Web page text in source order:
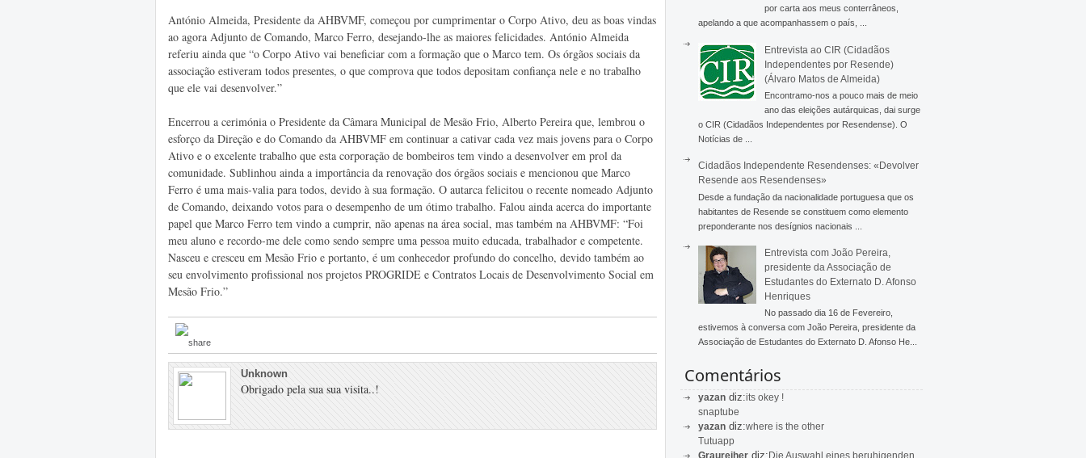
António Almeida, Presidente da AHBVMF, começou por cumprimentar o Corpo Ativo, deu as boas vindas
ao agora Adjunto de Comando, Marco Ferro, desejando-lhe as maiores felicidades. António Almeida
referiu ainda que “o Corpo Ativo vai beneficiar com a formação que o Marco tem. Os órgãos sociais da
associação estiveram todos presentes, o que comprova que todos depositam confiança nele e no trabalho
que ele vai desenvolver.”
Encerrou a cerimónia o Presidente da Câmara Municipal de Mesão Frio, Alberto Pereira que, lembrou o
esforço da Direção e do Comando da AHBVMF em continuar a cativar cada vez mais jovens para o Corpo
Ativo e o excelente trabalho que esta corporação de bombeiros tem vindo a desenvolver em prol da
comunidade. Sublinhou ainda a importância da renovação dos órgãos sociais e mencionou que Marco
Ferro é uma mais-valia para todos, devido à sua formação. O autarca felicitou o recente nomeado Adjunto
de Comando, deixando votos para o desempenho de um ótimo trabalho. Falou ainda acerca do importante
papel que Marco Ferro tem vindo a cumprir, não apenas na área social, mas também na AHBVMF: “Foi
meu aluno e recordo-me dele como sendo sempre uma pessoa muito educada, trabalhador e competente.
Nasceu e cresceu em Mesão Frio e portanto, é um conhecedor profundo do concelho, devido também ao
seu envolvimento profissional nos projetos PROGRIDE e Contratos Locais de Desenvolvimento Social em
Mesão Frio.”
Unknown
Obrigado pela sua sua visita..!
por carta aos meus conterrâneos,
apelando a que acompanhassem o país, ...
Entrevista ao CIR (Cidadãos
Independentes por Resende)
(Álvaro Matos de Almeida)
Encontramo-nos a pouco mais de meio
ano das eleições autárquicas, dai surge
o CIR (Cidadãos Independentes por Resendense). O
Notícias de ...
Cidadãos Independente Resendenses: «Devolver
Resende aos Resendenses»
Desde a fundação da nacionalidade portuguesa que os
habitantes de Resende se constituem como elemento
preponderante nos desígnios nacionais ...
Entrevista com João Pereira,
presidente da Associação de
Estudantes do Externato D. Afonso
Henriques
No passado dia 16 de Fevereiro,
estivemos à conversa com João Pereira, presidente da
Associação de Estudantes do Externato D. Afonso He...
Comentários
yazan diz:its okey !
snaptube
yazan diz:where is the other
Tutuapp
Graureiher diz:Die Auswahl eines beruhigenden